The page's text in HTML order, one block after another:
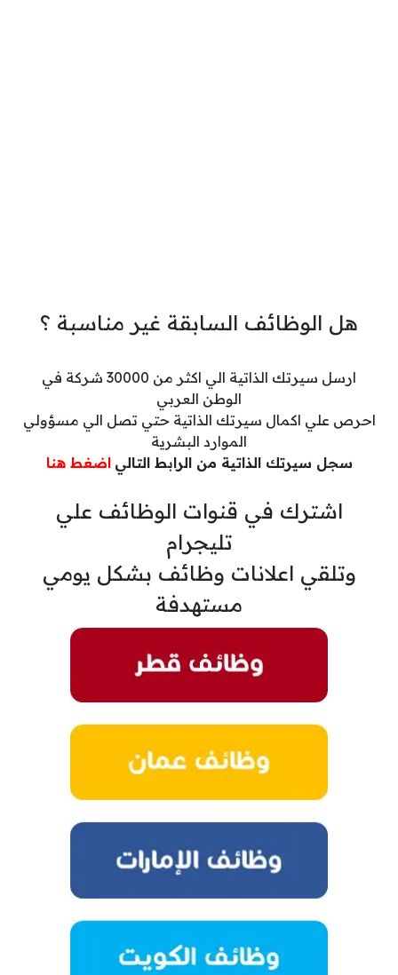
هل الوظائف السابقة غير مناسبة ؟
ارسل سيرتك الذاتية الي اكثر من 30000 شركة في
الوطن العربي
احرص علي اكمال سيرتك الذاتية حتي تصل الي مسؤولي
الموارد البشرية
سجل سيرتك الذاتية من الرابط التالي اضغط هنا
اشترك في قنوات الوظائف علي
تليجرام
وتلقي اعلانات وظائف بشكل يومي
مستهدفة